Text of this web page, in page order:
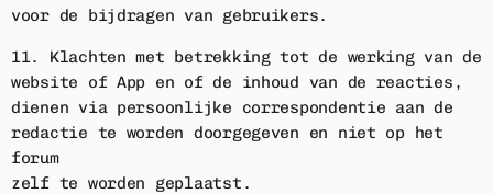
voor de bijdragen van gebruikers.
11. Klachten met betrekking tot de werking van de
website of App en of de inhoud van de reacties,
dienen via persoonlijke correspondentie aan de
redactie te worden doorgegeven en niet op het
forum
zelf te worden geplaatst.